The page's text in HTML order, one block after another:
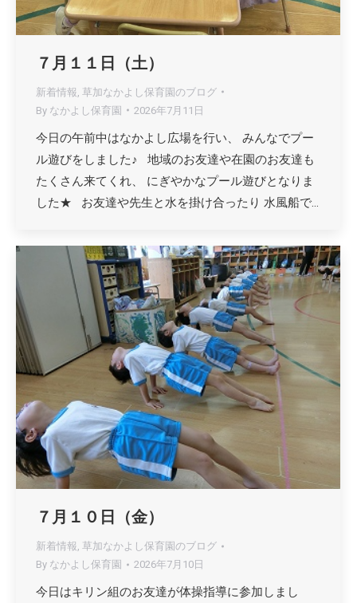
７月１１日（土）
新着情報 草加なかよし保育園のブログ
By なかよし保育園 2026年7月11日
今日の午前中はなかよし広場を行い、 みんなでプー
ル遊びをしました♪ 地域のお友達や在園のお友達も
たくさん来てくれ、 にぎやかなプール遊びとなりま
した★ お友達や先生と水を掛け合ったり 水風船で…
７月１０日（金）
新着情報, 草加なかよし保育園のブログ
By なかよし保育園 2026年7月10日
今日はキリン組のお友達が体操指導に参加しまし